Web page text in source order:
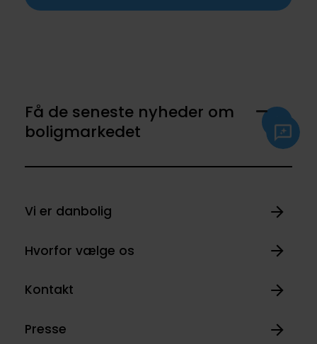
Få de seneste nyheder om
boligmarkedet
Vi er danbolig
Hvorfor vælge os
Kontakt
Presse